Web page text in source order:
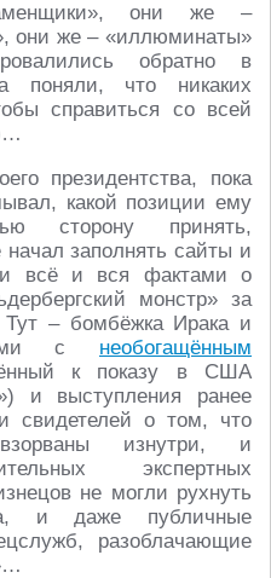
они же –
они же – «иллюминаты»
обратно в
поняли, что никаких
справиться со всей
президентства, пока
какой позиции ему
сторону принять,
заполнять сайты и
всё и вся фактами о
монстр» за
– бомбёжка Ирака и
с необогащённым
к показу в США
и выступления ранее
свидетелей о том, что
изнутри, и
экспертных
не могли рухнуть
и даже публичные
разоблачающие